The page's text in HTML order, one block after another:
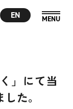
EN
」にて当
た。